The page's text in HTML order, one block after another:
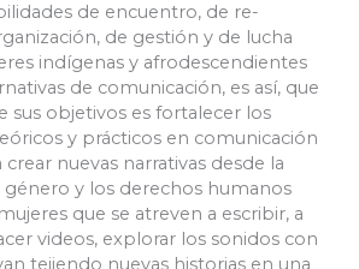
de encuentro, de re-
de gestión y de lucha
indígenas y afrodescendientes
de comunicación, es así, que
sus objetivos es fortalecer los
y prácticos en comunicación
nuevas narrativas desde la
género y los derechos humanos
que se atreven a escribir, a
videos, explorar los sonidos con
tejiendo nuevas historias en una